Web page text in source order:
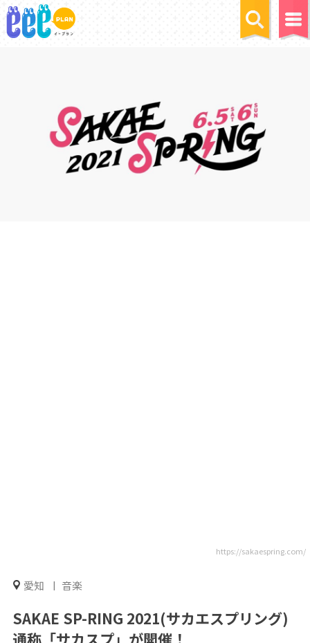
https://sakaespring.com/
愛知 音楽
SAKAE SP-RING 2021(サカエスプリング)